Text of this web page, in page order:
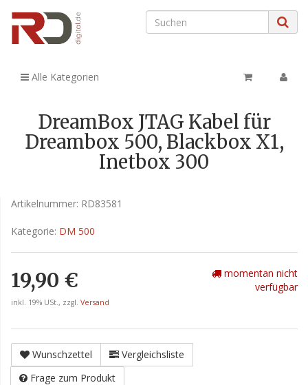
Alle Kategorien
DreamBox JTAG Kabel für
Dreambox 500, Blackbox X1,
Inetbox 300
Artikelnummer: RD83581
Kategorie: DM 500
19,90 €
inkl. 19% USt., zzgl. Versand
momentan nicht
verfügbar
Wunschzettel
Vergleichsliste
Frage zum Produkt